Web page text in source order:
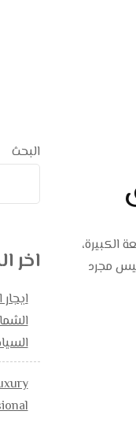
الكبيرة،
كأحد أفضل الخيارات على الإطلاق 01119940301 . فهو ليس مجرد
البحث
اخر